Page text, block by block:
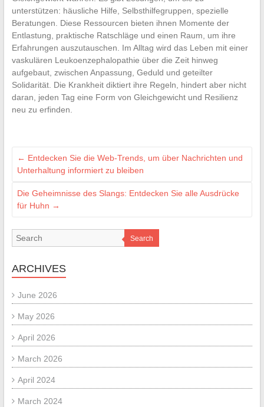
unterstützen: häusliche Hilfe, Selbsthilfegruppen, spezielle
Beratungen. Diese Ressourcen bieten ihnen Momente der
Entlastung, praktische Ratschläge und einen Raum, um ihre
Erfahrungen auszutauschen. Im Alltag wird das Leben mit einer
vaskulären Leukoenzephalopathie über die Zeit hinweg
aufgebaut, zwischen Anpassung, Geduld und geteilter
Solidarität. Die Krankheit diktiert ihre Regeln, hindert aber nicht
daran, jeden Tag eine Form von Gleichgewicht und Resilienz
neu zu erfinden.
← Entdecken Sie die Web-Trends, um über Nachrichten und
Unterhaltung informiert zu bleiben
Die Geheimnisse des Slangs: Entdecken Sie alle Ausdrücke
für Huhn →
Search
ARCHIVES
June 2026
May 2026
April 2026
March 2026
April 2024
March 2024